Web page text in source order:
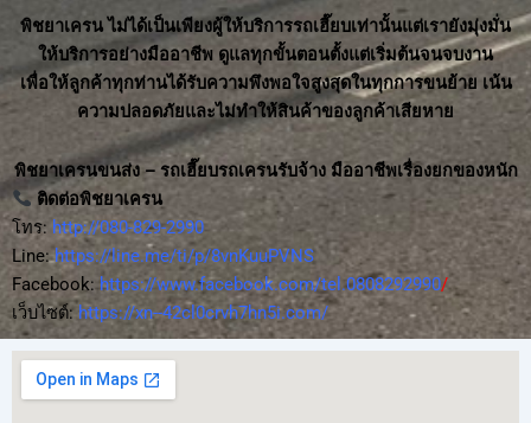
พิชยาเครน ไม่ได้เป็นเพียงผู้ให้บริการรถเฮี๊ยบเท่านั้นแต่เรายังมุ่งมั่น
ให้บริการอย่างมืออาชีพ ดูแลทุกขั้นตอนตั้งแต่เริ่มต้นจนจบงาน
เพื่อให้ลูกค้าทุกท่านได้รับความพึงพอใจสูงสุดในทุกการขนย้าย เน้น
ความปลอดภัยและไม่ทำให้สินค้าของลูกค้าเสียหาย
พิชยาเครนขนส่ง – รถเฮี๊ยบรถเครนรับจ้าง มืออาชีพเรื่องยกของหนัก
ติดต่อพิชยาเครน
โทร: http://080-829-2990
Line: https://line.me/ti/p/8vnKuuPVNS
Facebook: https://www.facebook.com/tel.0808292990/
เว็บไซต์: https://xn--42cl0crvh7hn5i.com/